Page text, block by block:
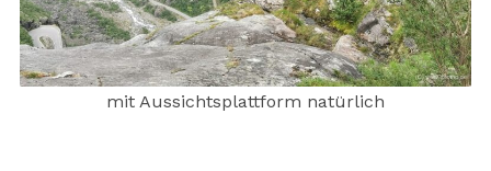
mit Aussichtsplattform natürlich